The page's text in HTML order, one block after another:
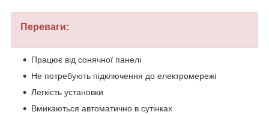
Переваги:
Працює від сонячної панелі
Не потребують підключення до електромережі
Легкість установки
Вмикаються автоматично в сутінках